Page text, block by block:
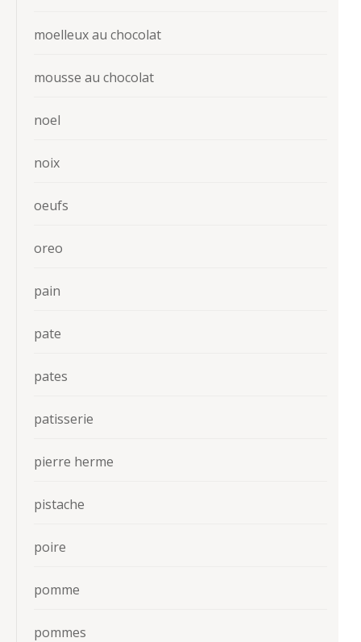
moelleux au chocolat
mousse au chocolat
noel
noix
oeufs
oreo
pain
pate
pates
patisserie
pierre herme
pistache
poire
pomme
pommes